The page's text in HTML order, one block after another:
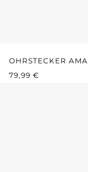
OHRSTECKER
REGULÄRER
79,99 €